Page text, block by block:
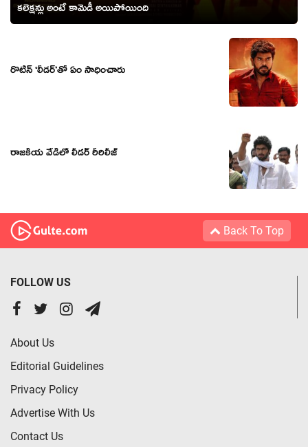
కలెక్షన్లు అంటే కామెడీ అయిపోయింది
రొటీన్ ‘లీడర్’తో ఏం సాధించారు
రాజకీయ వేడిలో లీడర్ రీరిలీజ్
Back To Top
FOLLOW US
About Us
Editorial Guidelines
Privacy Policy
Advertise With Us
Contact Us